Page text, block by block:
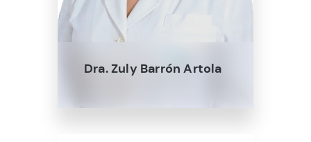
Dra. Zuly Barrón Artola